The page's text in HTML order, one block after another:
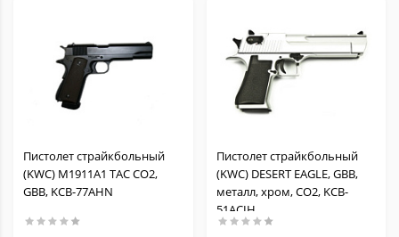
Пистолет страйкбольный
(KWC) M1911A1 TAC CO2,
GBB, KCB-77AHN
Пистолет страйкбольный
(KWC) DESERT EAGLE, GBB,
металл, хром, СО2, KCB-
51ACIH